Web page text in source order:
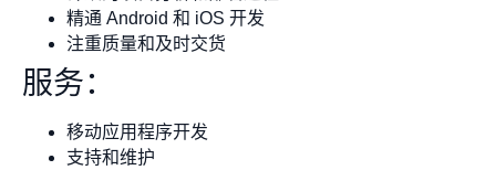
精通 Android 和 iOS 开发
注重质量和及时交货
服务：
移动应用程序开发
支持和维护